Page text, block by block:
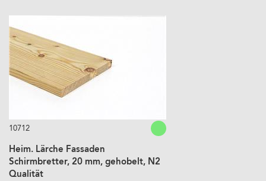
10712
Heim. Lärche Fassaden
Schirmbretter, 20 mm, gehobelt, N2
Qualität